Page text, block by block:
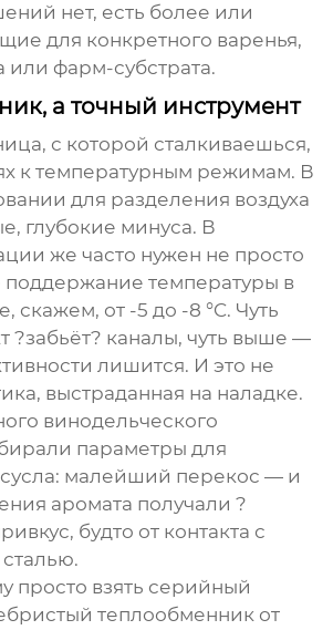
нет, есть более или
для конкретного варенья,
или фарм-субстрата.
а точный инструмент
с которой сталкиваешься,
к температурным режимам. В
для разделения воздуха
глубокие минуса. В
же часто нужен не просто
поддержание температуры в
скажем, от -5 до -8 °C. Чуть
?забьёт? каналы, чуть выше —
лишится. И это не
выстраданная на наладке.
винодельческого
параметры для
малейший перекос — и
аромата получали ?
будто от контакта с
просто взять серийный
теплообменник от